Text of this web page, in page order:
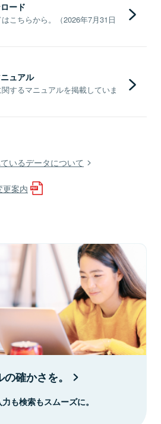
ード
こちらから。（2026年7月31日
ュアル
するマニュアルを掲載していま
いるデータについて
案内
確かさを。
も検索もスムーズに。